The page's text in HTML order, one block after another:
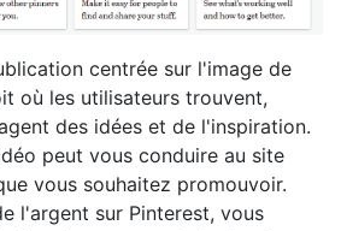
centrée sur l'image de
où les utilisateurs trouvent,
des idées et de l'inspiration.
peut vous conduire au site
vous souhaitez promouvoir.
l'argent sur Pinterest, vous